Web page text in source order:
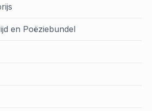
en Poëziebundel